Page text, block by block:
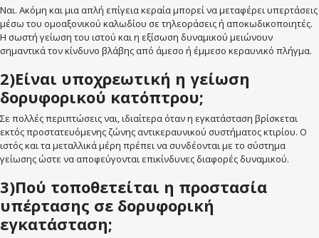
Ναι. Ακόμη και μια απλή επίγεια κεραία μπορεί να μεταφέρει υπερτάσεις
μέσω του ομοαξονικού καλωδίου σε τηλεοράσεις ή αποκωδικοποιητές.
Η σωστή γείωση του ιστού και η εξίσωση δυναμικού μειώνουν
σημαντικά τον κίνδυνο βλάβης από άμεσο ή έμμεσο κεραυνικό πλήγμα.
2)Είναι υποχρεωτική η γείωση
δορυφορικού κατόπτρου;
Σε πολλές περιπτώσεις ναι, ιδιαίτερα όταν η εγκατάσταση βρίσκεται
εκτός προστατευόμενης ζώνης αντικεραυνικού συστήματος κτιρίου. Ο
ιστός και τα μεταλλικά μέρη πρέπει να συνδέονται με το σύστημα
γείωσης ώστε να αποφεύγονται επικίνδυνες διαφορές δυναμικού.
3)Πού τοποθετείται η προστασία
υπέρτασης σε δορυφορική
εγκατάσταση;